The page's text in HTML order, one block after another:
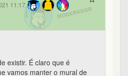
11:17
existir. É claro que é
vamos manter o mural de